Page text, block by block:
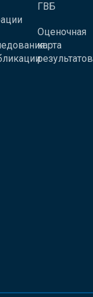
ГВБ
Оценочная
карта
результатов